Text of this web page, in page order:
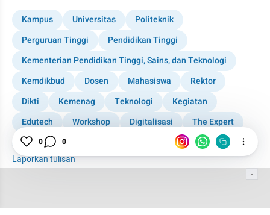
Kampus Universitas
Politeknik
Perguruan Tinggi
Pendidikan Tinggi
Kementerian Pendidikan Tinggi, Sains, dan Teknologi
Kemdikbud
Dosen Mahasiswa
Rektor
Dikti
Kemenag Teknologi
Kegiatan
Edutech
Workshop Digitalisasi
The Expert
PTS
PTN
Laporkan tulisan
0 0